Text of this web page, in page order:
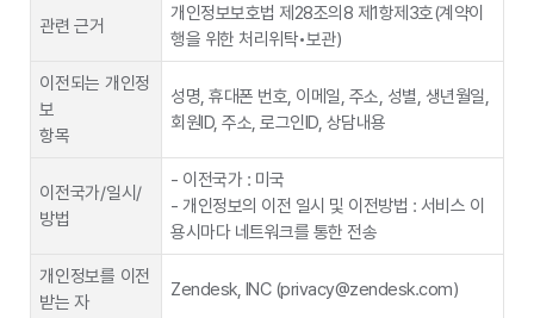
보유 및 이용기
정보 제공일로부터 서비스 해지 또는 제공 계약
종료일 중 먼저 도래하는 시점까지 이용하며, 이
용기간이 종료한 시점에 파기. 단, 다른 법령에
제공받는 자
제공목적 법정대리인 관계 확인
성명, 주민등록번호(외국인의 경우 외국인등록번
호/거소신고번호)
보유 및 이용기
해당업무 처리 완료 시까지
닷컴)
서비스 가입 상담 신청 서비스 제공(가입 및 개통
업무, 유심구매/배송, 가입자 정보 관리, 휴대폰
정보등록, 요금/납부 조회, 사용현황, 분실/정지/
해제), 서비스 관리(서비스 조회, 변경, 해지)시스
템 구축 및 운영, 서비스와 관련된 민원상담 및
㈜다우데이타 카드 본인확인 서비스
㈜윌앤비전
유통망 및 고객센터(고객유치, 상품소개, 고객커
뮤니케이션 업무) 신청접수,개인정보 수집/활용
인, 모바일 서비스 개통업무 대행 및 기타 고객혜
브이리뷰 등록 및 배송을 위한 이름, 전화번호,
주문정보 저장을 위한 시스템 제공
재수탁명 ㈜써머스플랫폼
재위탁업무 내용 카카오 알림톡 발송
수탁자명 쿠프마케팅
모바일 상품권 발송 업무
재수탁명 효성 ITX(주)
관련 근거
개인정보보호법 제28조의8 제1항제3호(계약이
행을 위한 처리위탁•보관)
이전되는 개인정
보
항목
성명, 휴대폰 번호, 이메일, 주소, 성별, 생년월일,
회원ID, 주소, 로그인ID, 상담내용
이전국가/일시/
방법
- 이전국가 : 미국
- 개인정보의 이전 일시 및 이전방법 : 서비스 이
용시마다 네트워크를 통한 전송
개인정보를 이전
받는 자
Zendesk, INC (privacy@zendesk.com)